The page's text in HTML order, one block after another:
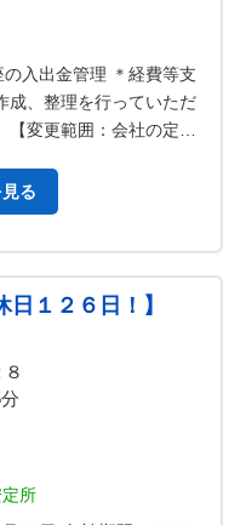
入出金管理 ＊経費等支
成、整理を行っていただ
変更範囲：会社の定め
る
１２６日！】
所